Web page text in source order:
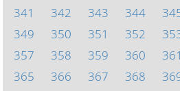
341
342 343 344
349
350 351 352
357
358 359 360 361
365
366 367 368